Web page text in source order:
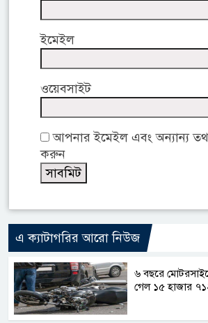
ইমেইল
ওয়েবসাইট
আপনার ইমেইল এবং অন্যান্য
করুন
এ ক্যাটাগরির আরো নিউজ
৬ বছরে
গেল ১৫ হাজার